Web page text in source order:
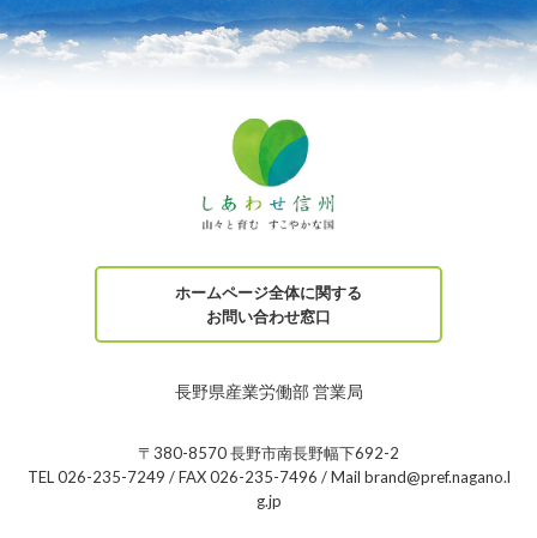
ホームページ全体に関する
お問い合わせ窓口
長野県産業労働部 営業局
〒380-8570 長野市南長野幅下692-2
TEL 026-235-7249 / FAX 026-235-7496 / Mail brand@pref.nagano.l
g.jp